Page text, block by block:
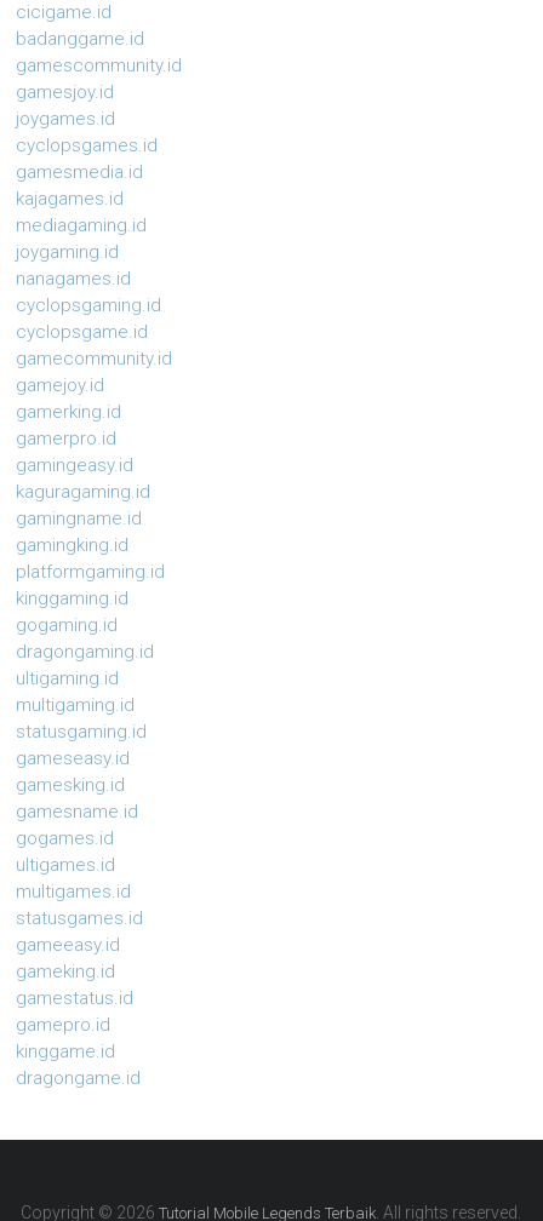
cicigame.id
badanggame.id
gamescommunity.id
gamesjoy.id
joygames.id
cyclopsgames.id
gamesmedia.id
kajagames.id
mediagaming.id
joygaming.id
nanagames.id
cyclopsgaming.id
cyclopsgame.id
gamecommunity.id
gamejoy.id
gamerking.id
gamerpro.id
gamingeasy.id
kaguragaming.id
gamingname.id
gamingking.id
platformgaming.id
kinggaming.id
gogaming.id
dragongaming.id
ultigaming.id
multigaming.id
statusgaming.id
gameseasy.id
gamesking.id
gamesname.id
gogames.id
ultigames.id
multigames.id
statusgames.id
gameeasy.id
gameking.id
gamestatus.id
gamepro.id
kinggame.id
dragongame.id
Copyright © 2026Tutorial Mobile Legends Terbaik. All rights reserved.